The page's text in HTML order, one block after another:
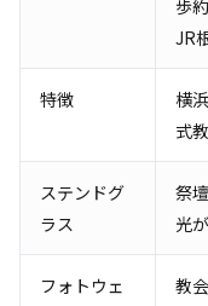
歩
JR
特徴
横
式
ステンドグ
ラス
祭
光
フォトウェ
教